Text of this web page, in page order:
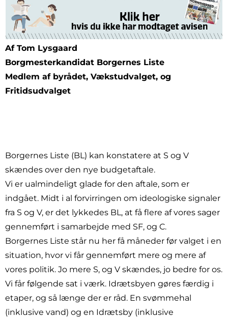
Af Tom Lysgaard
Borgmesterkandidat Borgernes Liste
Medlem af byrådet, Vækstudvalget, og
Fritidsudvalget
Borgernes Liste (BL) kan konstatere at S og V
skændes over den nye budgetaftale.
Vi er ualmindeligt glade for den aftale, som er
indgået. Midt i al forvirringen om ideologiske signaler
fra S og V, er det lykkedes BL, at få flere af vores sager
gennemført i samarbejde med SF, og C.
Borgernes Liste står nu her få måneder før valget i en
situation, hvor vi får gennemført mere og mere af
vores politik. Jo mere S, og V skændes, jo bedre for os.
Vi får følgende sat i værk. Idrætsbyen gøres færdig i
etaper, og så længe der er råd. En svømmehal
(inklusive vand) og en Idrætsby (inklusive